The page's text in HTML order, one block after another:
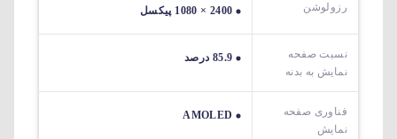
رزولوشن 2400 × 1080 پیکسل
نسبت صفحه
نمایش به بدنه
85.9 درصد
فناوری صفحه
نمایش
AMOLED